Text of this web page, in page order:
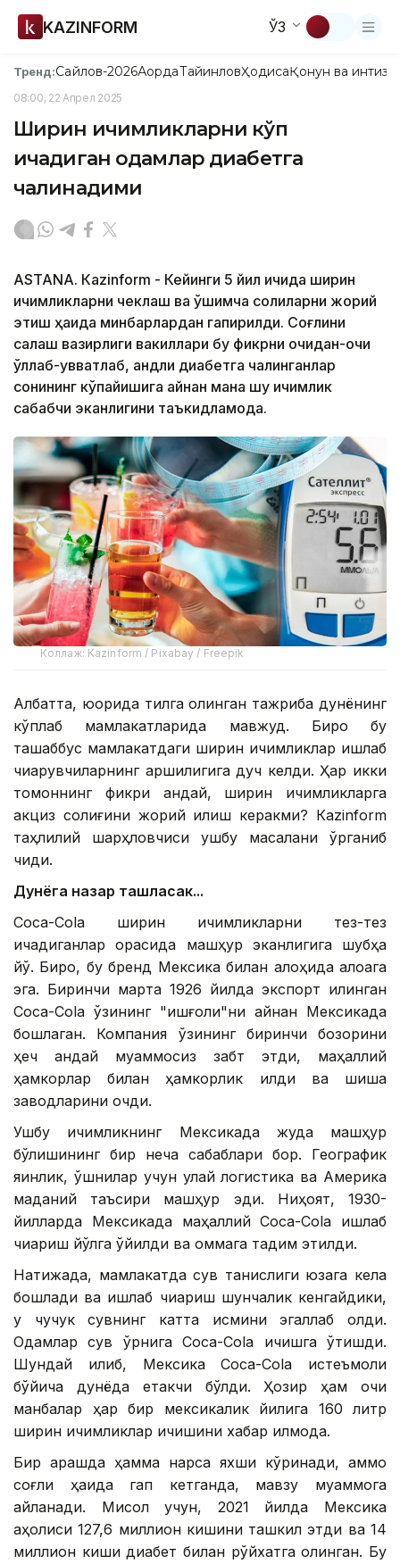
KAZINFORM ЎЗ
Тренд:Сайлов-2026АқордаТайинловҲодисаҚонун ва
08:00, 22 Апрел 2025
Ширин ичимликларни кўп
ичадиган одамлар диабетга
чалинадими
ASTANА. Кazinform - Кейинги 5 йил ичида ширин
ичимликларни чеклаш ва қўшимча солиқларни жорий
этиш ҳақида минбарлардан гапирилди. Соғлиқни
сақлаш вазирлиги вакиллари бу фикрни очиқдан-очиқ
қўллаб-қувватлаб, қандли диабетга чалинганлар
сонининг кўпайишига айнан мана шу ичимлик
сабабчи эканлигини таъкидламоқда.
Коллаж: Kazinform / Pixabay / Freepik
Албатта, юқорида тилга олинган тажриба дунёнинг
кўплаб мамлакатларида мавжуд. Бироқ бу
ташаббус мамлакатдаги ширин ичимликлар ишлаб
чиқарувчиларнинг қаршилигига дуч келди. Ҳар икки
томоннинг фикри қандай, ширин ичимликларга
акциз солиғини жорий қилиш керакми? Кazinform
таҳлилий шарҳловчиси ушбу масалани ўрганиб
чиқди.
Дунёга назар ташласак...
Coca-Cola ширин ичимликларни тез-тез
ичадиганлар орасида машҳур эканлигига шубҳа
йўқ. Бироқ, бу бренд Мексика билан алоҳида алоқага
эга. Биринчи марта 1926 йилда экспорт қилинган
Coca-Cola ўзининг "ишғоли"ни айнан Мексикада
бошлаган. Компания ўзининг биринчи бозорини
ҳеч қандай муаммосиз забт этди, маҳаллий
ҳамкорлар билан ҳамкорлик қилди ва шиша
заводларини очди.
Ушбу ичимликнинг Мексикада жуда машҳур
бўлишининг бир неча сабаблари бор. Географик
яқинлик, қўшнилар учун қулай логистика ва Америка
маданий таъсири машҳур эди. Ниҳоят, 1930-
йилларда Мексикада маҳаллий Coca-Cola ишлаб
чиқариш йўлга қўйилди ва оммага тақдим этилди.
Натижада, мамлакатда сув танқислиги юзага кела
бошлади ва ишлаб чиқариш шунчалик кенгайдики,
у чучук сувнинг катта қисмини эгаллаб олди.
Одамлар сув ўрнига Coca-Cola ичишга ўтишди.
Шундай қилиб, Мексика Coca-Cola истеъмоли
бўйича дунёда етакчи бўлди. Ҳозир ҳам очиқ
манбалар ҳар бир мексикалик йилига 160 литр
ширин ичимликлар ичишини хабар қилмоқда.
Бир қарашда ҳамма нарса яхши кўринади, аммо
соғлиқ ҳақида гап кетганда, мавзу муаммога
айланади. Мисол учун, 2021 йилда Мексика
аҳолиси 127,6 миллион кишини ташкил этди ва 14
миллион киши диабет билан рўйхатга олинган. Бу